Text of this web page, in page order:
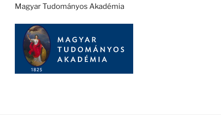
Magyar Tudományos Akadémia